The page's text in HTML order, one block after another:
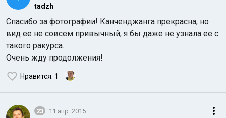
tadzh
Спасибо за фотографии! Канченджанга прекрасна, но
вид ее не совсем привычный, я бы даже не узнала ее с
такого ракурса.
Очень жду продолжения!
Нравится: 1
23 11 апр. 2015